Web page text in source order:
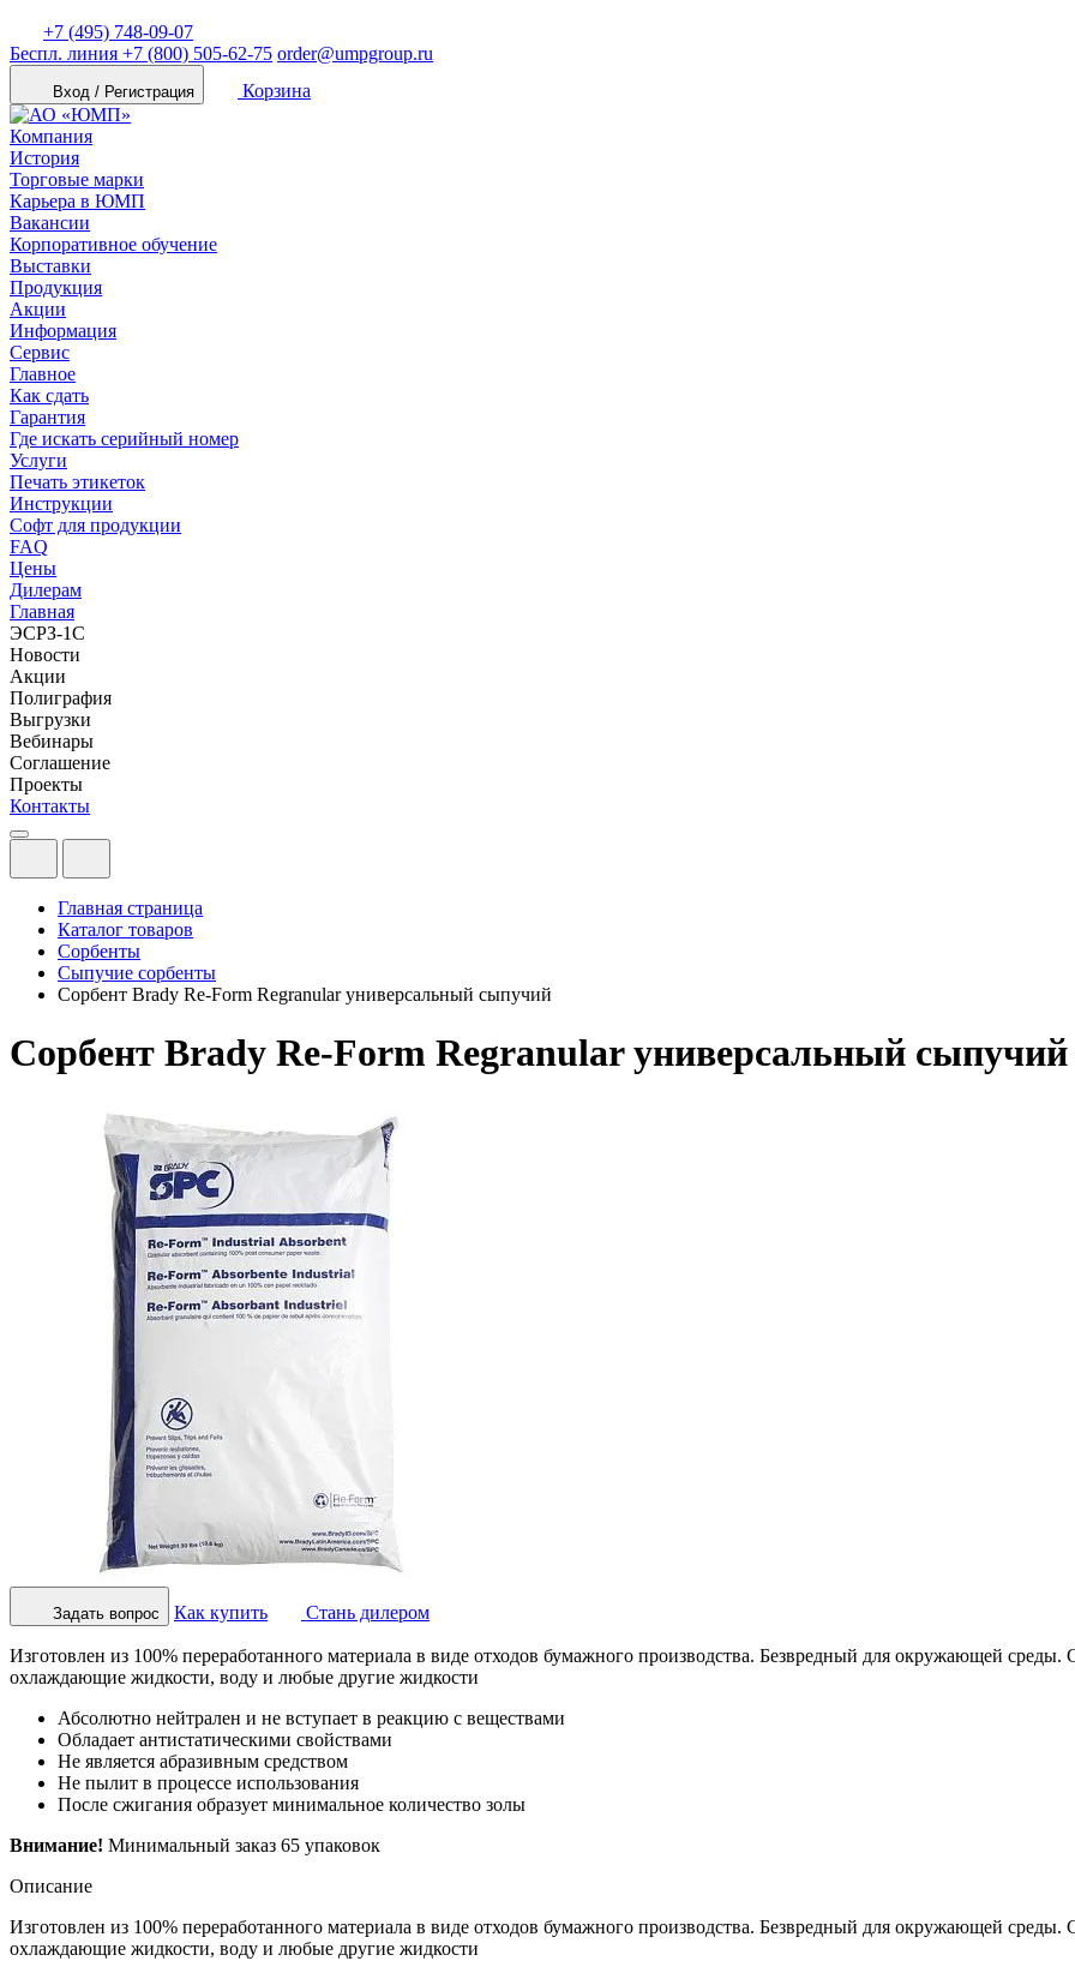
+7 (495) 748-09-07
Беспл. линия +7 (800) 505-62-75 order@umpgroup.ru
Вход / Регистрация Корзина
Компания
История
Торговые марки
Карьера в ЮМП
Вакансии
Корпоративное обучение
Выставки
Продукция
Акции
Информация
Сервис
Главное
Как сдать
Гарантия
Где искать серийный номер
Услуги
Печать этикеток
Инструкции
Софт для продукции
FAQ
Цены
Дилерам
Главная
ЭСРЗ-1С
Новости
Акции
Полиграфия
Выгрузки
Вебинары
Соглашение
Проекты
Контакты
Главная страница
Каталог товаров
Сорбенты
Сыпучие сорбенты
Сорбент Brady Re-Form Regranular универсальный сыпучий
Сорбент Brady Re-Form Regranular универсальный сыпучий
Задать вопрос Как купить Стань дилером
Изготовлен из 100% переработанного материала в виде отходов бумажного производства. Безвредный для окружающей среды.
охлаждающие жидкости, воду и любые другие жидкости
Абсолютно нейтрален и не вступает в реакцию с веществами
Обладает антистатическими свойствами
Не является абразивным средством
Не пылит в процессе использования
После сжигания образует минимальное количество золы
Внимание! Минимальный заказ 65 упаковок
Описание
Изготовлен из 100% переработанного материала в виде отходов бумажного производства. Безвредный для окружающей среды.
охлаждающие жидкости, воду и любые другие жидкости